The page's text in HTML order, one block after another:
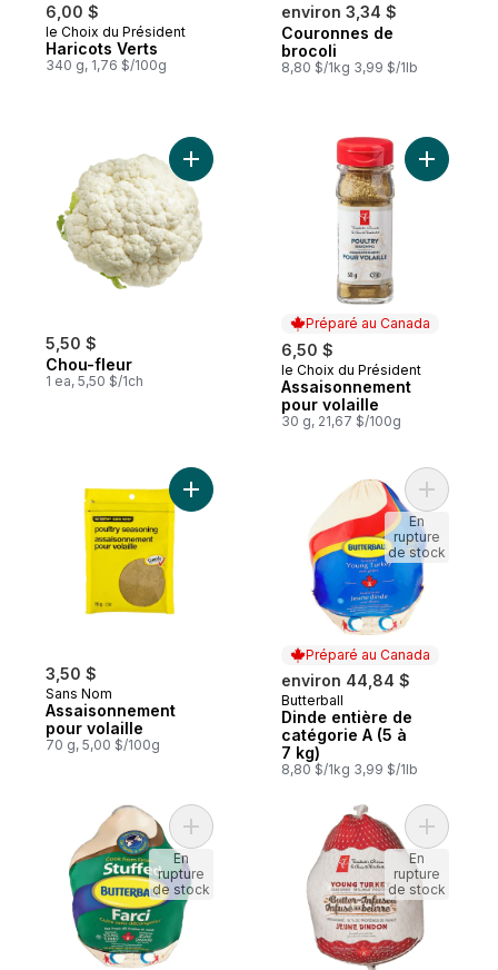
6,00 $
le Choix du Président
Haricots Verts
340 g, 1,76 $/100g
environ 3,34 $
Couronnes de
brocoli
8,80 $/1kg 3,99 $/1lb
5,50 $
Chou-fleur
1 ea, 5,50 $/1ch
Ajouter Chou-fleur au panier
Préparé au Canada
6,50 $
Préparé au Canada
le Choix du Président
Assaisonnement
pour volaille
30 g, 21,67 $/100g
Ajouter
3,50 $
Sans Nom
Assaisonnement
pour volaille
70 g, 5,00 $/100g
Ajouter Assaisonnement pour volaille au
Préparé au Canada
environ 44,84 $
Préparé au Canada
Butterball
Dinde entière de
catégorie A (5 à
7 kg)
8,80 $/1kg 3,99 $/1lb
Ajouter
En
rupture
de stock
Ajouter Dinde farcie surgelée (5 à 7 kg)
En
rupture
de stock
Ajouter
En
rupture
de stock